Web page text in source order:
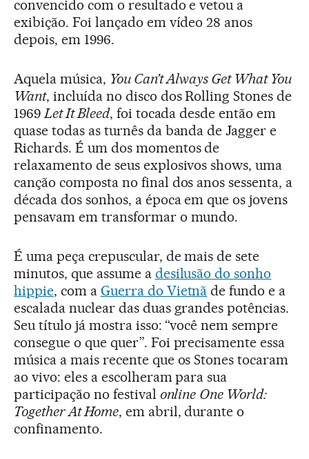
convencido com o resultado e vetou a
exibição. Foi lançado em vídeo 28 anos
depois, em 1996.
Aquela música, You Can’t Always Get What You
Want, incluída no disco dos Rolling Stones de
1969Let It Bleed, foi tocada desde então em
quase todas as turnês da banda de Jagger e
Richards. É um dos momentos de
relaxamento de seus explosivos shows, uma
canção composta no final dos anos sessenta, a
década dos sonhos, a época em que os jovens
pensavam em transformar o mundo.
É uma peça crepuscular, de mais de sete
minutos, que assume a desilusão do sonho
hippie, com a Guerra do Vietnã de fundo e a
escalada nuclear das duas grandes potências.
Seu título já mostra isso: “você nem sempre
consegue o que quer”. Foi precisamente essa
música a mais recente que os Stones tocaram
ao vivo: eles a escolheram para sua
participação no festival online One World:
Together At Home, em abril, durante o
confinamento.